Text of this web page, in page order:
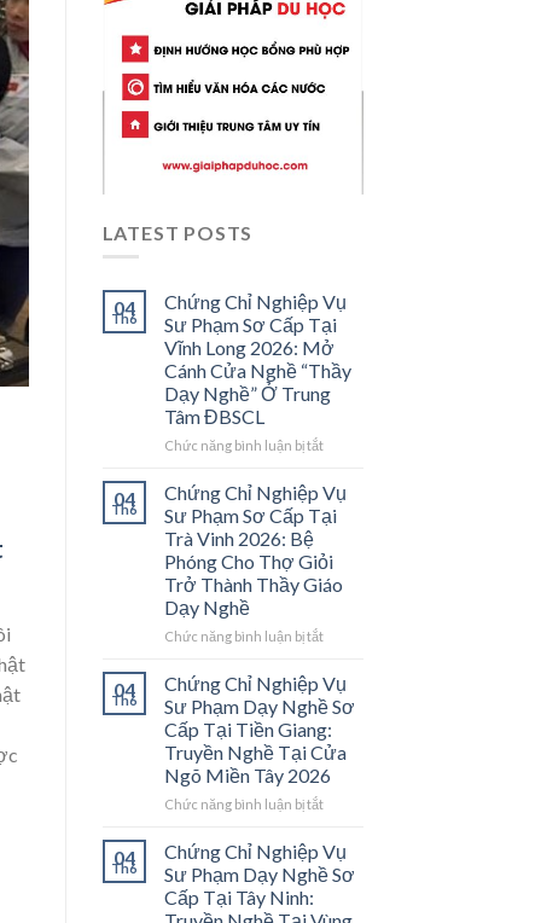
LATEST POSTS
04
Th6
Chứng Chỉ Nghiệp Vụ
Sư Phạm Sơ Cấp Tại
Vĩnh Long 2026: Mở
Cánh Cửa Nghề “Thầy
Dạy Nghề” Ở Trung
Tâm ĐBSCL
Chức năng bình luận bị tắtở
Chỉ
Nghiệp
Vụ
Phạm
Sơ
2026:
Mở
Cánh
Cửa
Nghề
Dạy
Ở
Trung
ĐBSCL
04
Th6
Chứng Chỉ Nghiệp Vụ
Sư Phạm Sơ Cấp Tại
Trà Vinh 2026: Bệ
Phóng Cho Thợ Giỏi
Trở Thành Thầy Giáo
Dạy Nghề
Chức năng bình luận bị tắtở
Chỉ
Nghiệp
Vụ
Sư
Phạm
Sơ
Cấp
Vinh
2026:
04
Th6
Chứng Chỉ Nghiệp Vụ
Sư Phạm Dạy Nghề Sơ
Cấp Tại Tiền Giang:
Truyền Nghề Tại Cửa
Ngõ Miền Tây 2026
Chức năng bình luận bị tắtở
Chỉ
Nghiệp
Vụ
04
Th6
Chứng Chỉ Nghiệp Vụ
Sư Phạm Dạy Nghề Sơ
Cấp Tại Tây Ninh: